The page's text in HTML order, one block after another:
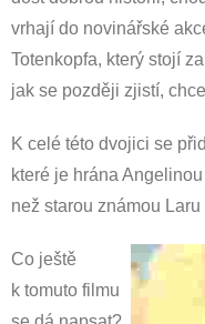
vrhají do novinářské
Totenkopfa, který stojí
jak se později zjistí,
K celé této dvojici se
které je hrána
než starou známou Laru
Co ještě
k tomuto filmu